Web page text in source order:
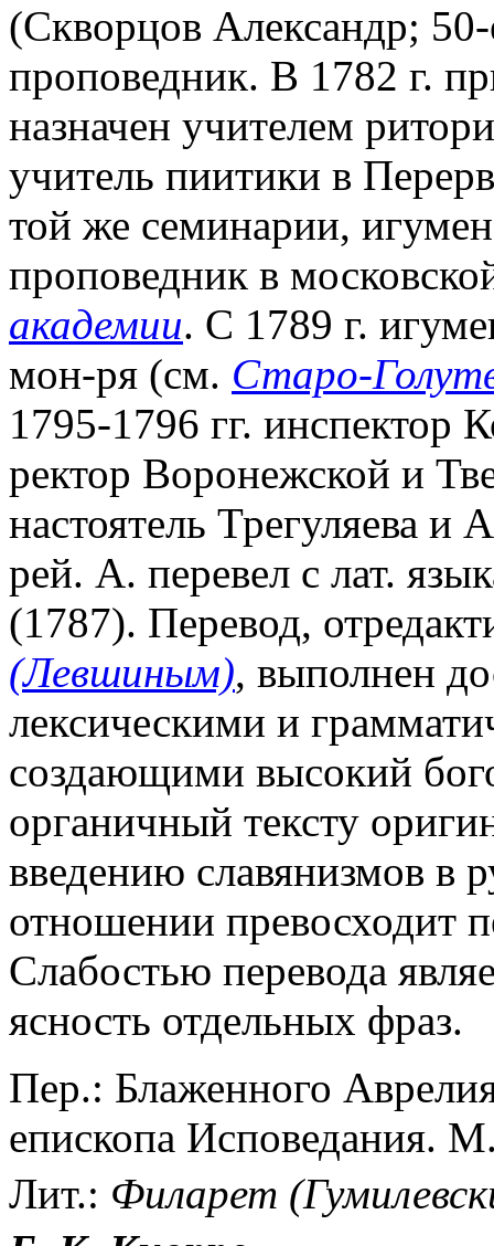
(Скворцов Александр;
проповедник. В 1782 г.
назначен учителем
учитель пиитики в
той же семинарии,
проповедник в
академии. С 1789 г.
мон-ря (см. Старо-
1795-1796 гг. инспектор
ректор Воронежской и
настоятель Трегуляева и
рей. А. перевел с лат.
(1787). Перевод,
(Левшиным), выполнен
лексическими и
создающими высокий
органичный тексту
введению славянизмов в
отношении превосходит
Слабостью перевода
ясность отдельных фраз.
Пер.: Блаженного
епископа Исповедания.
Лит.: Филарет